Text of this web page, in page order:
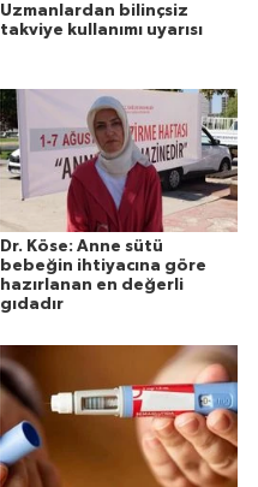
Uzmanlardan bilinçsiz
takviye kullanımı uyarısı
Dr. Köse: Anne sütü
bebeğin ihtiyacına göre
hazırlanan en değerli
gıdadır